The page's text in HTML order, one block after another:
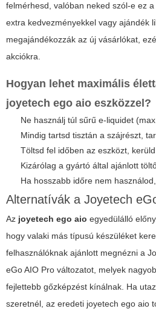
felmérhesd, valóban neked szól-e ez
extra kedvezményekkel vagy ajándék
megajándékozzák az új vásárlókat,
akciókra.
Hogyan lehet maximális
joyetech ego aio eszközzel?
Ne használj túl sűrű e-liquidet
Mindig tartsd tisztán a szájrészt,
Töltsd fel időben az eszközt,
Kizárólag a gyártó által ajánlott
Ha hosszabb időre nem
Alternatívák a Joyetech
Az joyetech ego aio egyedülálló
hogy valaki más típusú készüléket
felhasználóknak ajánlott megnézni a
eGo AIO Pro változatot, melyek
fejlettebb gőzképzést kínálnak. Ha
szeretnél, az eredeti joyetech ego aio